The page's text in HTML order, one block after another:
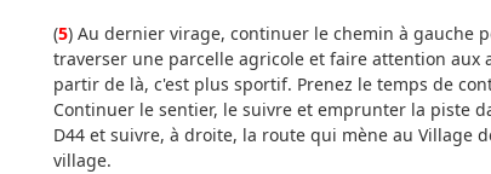
(5) Au dernier virage, continuer le chemin à gauche
traverser une parcelle agricole et faire attention aux
partir de là, c'est plus sportif. Prenez le temps de
Continuer le sentier, le suivre et emprunter la piste
D44 et suivre, à droite, la route qui mène au Village
village.